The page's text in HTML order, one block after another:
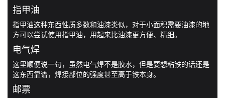
指甲油
指甲油这种东西性质多数和油漆类似，对于小面积需要油漆的地
方可以尝试使用指甲油，用起来比油漆更方便、精细。
电气焊
这里顺便说一句，虽然电气焊不是胶水，但是要想粘铁的话还是
这东西靠谱，焊接部位的强度甚至高于铁本身。
邮票